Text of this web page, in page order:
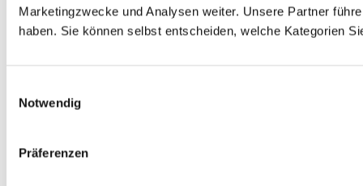
Marketingzwecke und Analysen weiter. Unsere Partner
haben. Sie können selbst entscheiden, welche Kategorien
Notwendig
Präferenzen